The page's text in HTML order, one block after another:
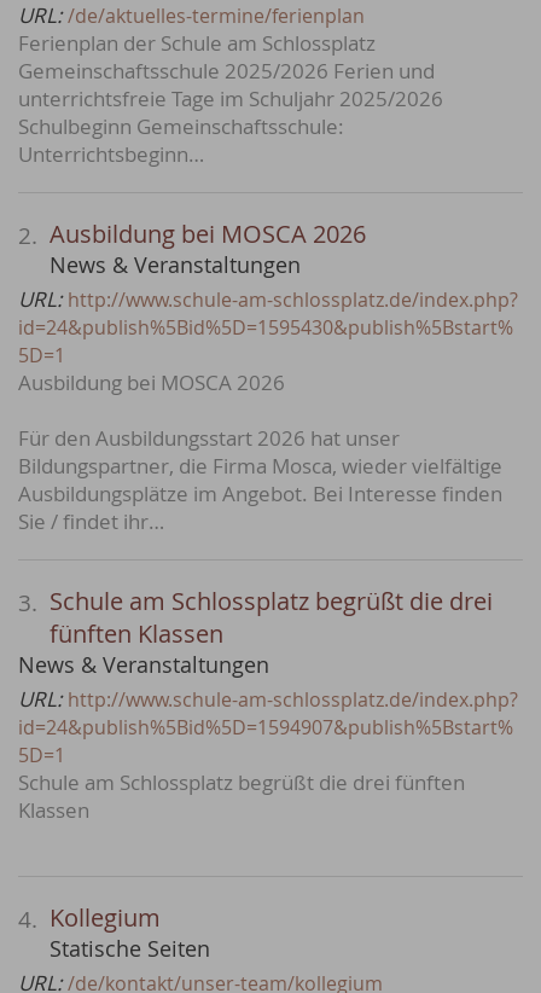
URL:/de/aktuelles-termine/ferienplan
Ferienplan der Schule am Schlossplatz
Gemeinschaftsschule 2025/2026 Ferien und
unterrichtsfreie Tage im Schuljahr 2025/2026
Schulbeginn Gemeinschaftsschule:
Unterrichtsbeginn…
2. Ausbildung bei MOSCA 2026
News & Veranstaltungen
URL: http://www.schule-am-schlossplatz.de/index.php?
id=24&publish%5Bid%5D=1595430&publish%5Bstart%
5D=1
Ausbildung bei MOSCA 2026
Für den Ausbildungsstart 2026 hat unser
Bildungspartner, die Firma Mosca, wieder vielfältige
Ausbildungsplätze im Angebot. Bei Interesse finden
Sie / findet ihr…
3. Schule am Schlossplatz begrüßt die drei
fünften Klassen
News & Veranstaltungen
URL: http://www.schule-am-schlossplatz.de/index.php?
id=24&publish%5Bid%5D=1594907&publish%5Bstart%
5D=1
Schule am Schlossplatz begrüßt die drei fünften
Klassen
4. Kollegium
Statische Seiten
URL:/de/kontakt/unser-team/kollegium